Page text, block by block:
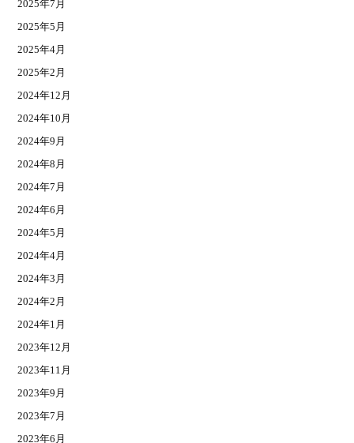
2025年7月
2025年5月
2025年4月
2025年2月
2024年12月
2024年10月
2024年9月
2024年8月
2024年7月
2024年6月
2024年5月
2024年4月
2024年3月
2024年2月
2024年1月
2023年12月
2023年11月
2023年9月
2023年7月
2023年6月